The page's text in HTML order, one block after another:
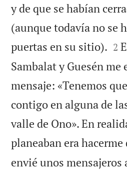
y de que se habían
(aunque todavía no se
puertas en su sitio). 

2
Sambalat y Guesén me
mensaje: «Tenemos
contigo en alguna de
valle de Ono». En
planeaban era hacerme
envié unos mensajeros